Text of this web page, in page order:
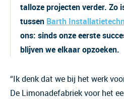
talloze projecten verder. Zo
tussen Barth
ons: sinds onze eerste
blijven we elkaar opzoeken.
“Ik denk dat we bij het werk
De Limonadefabriek voor het